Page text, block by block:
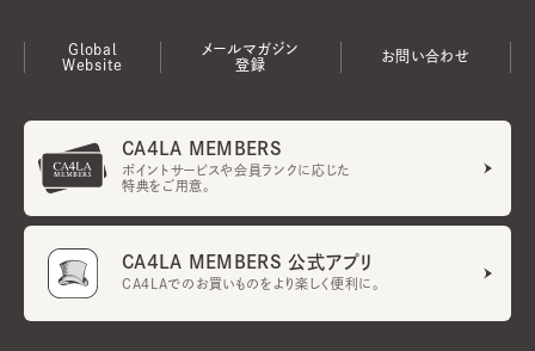
Global
Website
メールマガジン
登録
お問い合わせ
CA4LA MEMBERS
ポイントサービスや会員ランクに応じた
特典をご用意。
CA4LA MEMBERS 公式アプリ
CA4LAでのお買いものをより楽しく便利に。